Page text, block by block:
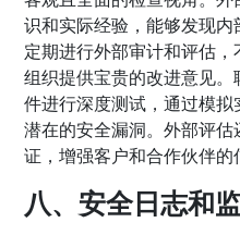
识和实际经验，能够发现内
定期进行外部审计和评估
组织提供宝贵的改进意见。
件进行深度测试，通过模
潜在的安全漏洞。外部评
证，增强客户和合作伙伴的
八、安全日志和